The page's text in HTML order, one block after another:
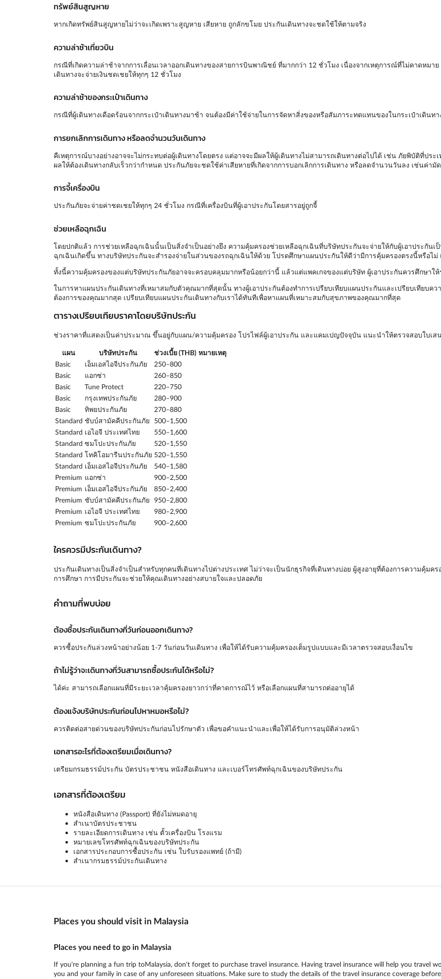
ทรัพย์สินสูญหาย
หากเกิดทรัพย์สินสูญหายไม่ว่าจะเกิดเพราะสูญหาย เสียหาย ถูกลักขโมย ประกันเดินทางจะชดใช้ให้ตามจริง
ความล่าช้าเที่ยวบิน
กรณีที่เกิดความล่าช้าจากการเลื่อนเวลาออกเดินทางของสายการบินพาณิชย์ ที่มากกว่า 12 ชั่วโมง เนื่องจากเหตุการณ์ที่ไม่คาดหม
เดินทางจะจ่ายเงินชดเชยให้ทุกๆ 12 ชั่วโมง
ความล่าช้าของกระเป๋าเดินทาง
กรณีที่ผู้เดินทางเดือดร้อนจากกระเป๋าเดินทางมาช้า จนต้องมีค่าใช้จ่ายในการจัดหาสิ่งของหรือสัมภาระทดแทนของในกระเป๋าเดินท
การยกเลิกการเดินทาง หรือลดจำนวนวันเดินทาง
คืเหตุการณ์บางอย่างอาจจะไม่กระทบต่อผู้เดินทางโดยตรง แต่อาจจะมีผลให้ผู้เดินทางไม่สามารถเดินทางต่อไปได้ เช่น ภัยพิบัติที่ประ
ผลให้ต้องเดินทางกลับเร็วกว่ากำหนด ประกันภัยจะชดใช้ค่าเสียหายที่เกิดจากการบอกเลิกการเดินทาง หรือลดจำนวนวันลง เช่นค่า
การจี้เครื่องบิน
ประกันภัยจะจ่ายค่าชดเชยให้ทุกๆ 24 ชั่วโมง กรณีที่เครื่องบินที่ผู้เอาประกันโดยสารอยู่ถูกจี้
ช่วยเหลือฉุกเฉิน
โดยปกติแล้ว การช่วยเหลือฉุกเฉินนั้นเป็นสิ่งจำเป็นอย่างยึง ความคุ้มครองช่วยเหลือฉุกเฉินที่บริษัทประกันจะจ่ายให้กับผู้เอาประกันเป็
ฉุกเฉินเกิดขึ้น ทางบริษัทประกันจะสำรองจ่ายในส่วนของรถฉุกเฉินให้ด้วย โปรดศึกษาแผนประกันให้ดีว่ามีการคุ้มครองตรงนี้หรือไ
ทั้งนี้ความคุ้มครองของแต่บริษัทประกันภัยอาจจะครอบคลุมมากหรือน้อยกว่านี้ แล้วแต่แพคเกจของแต่บริษัท ผู้เอาประกันควรศึกษาใ
ในการหาแผนประกันเดินทางที่เหมาสมกับตัวคุณมากที่สุดนั้น ทางผู้เอาประกันต้องทำการเปรียบเทียบแผนประกันและเปรียบเทียบค
ต้องการของคุณมากสุด เปรียบเทียบแผนประกันเดินทางกับเราได้ทันทีเพื่อหาแผนที่เหมาะสมกับสุขภาพของคุณมากที่สุด
ตารางเปรียบเทียบราคาโดยบริษัทประกัน
ช่วงราคาที่แสดงเป็นค่าประมาณ ขึ้นอยู่กับแผน/ความคุ้มครอง โปรไฟล์ผู้เอาประกัน และแคมเปญปัจจุบัน แนะนำให้ตรวจสอบใบเส
แผน บริษัทประกัน ช่วงเบี้ย (THB) หมายเหตุ
Basic
เอ็มเอสไอจีประกันภัย
250–800
Basic
แอกซ่า
260–850
Basic
Tune Protect
220–750
Basic
กรุงเทพประกันภัย
280–900
Basic
ทิพยประกันภัย
270–880
Standard ชับบ์สามัคคีประกันภัย
500–1,500
Standard เอไอจี ประเทศไทย
550–1,600
Standard ซมโปะประกันภัย
520–1,550
Standard โทคิโอมารีนประกันภัย 520–1,550
Standard เอ็มเอสไอจีประกันภัย
540–1,580
Premium แอกซ่า
900–2,500
Premium เอ็มเอสไอจีประกันภัย
850–2,400
Premium ชับบ์สามัคคีประกันภัย 950–2,800
Premium เอไอจี ประเทศไทย
980–2,900
Premium ซมโปะประกันภัย 900–2,600
ใครควรมีประกันเดินทาง?
ประกันเดินทางเป็นสิ่งจำเป็นสำหรับทุกคนที่เดินทางไปต่างประเทศ ไม่ว่าจะเป็นนักธุรกิจที่เดินทางบ่อย ผู้สูงอายุที่ต้องการความคุ้มค
การศึกษา การมีประกันจะช่วยให้คุณเดินทางอย่างสบายใจและปลอดภัย
คำถามที่พบบ่อย
ต้องซื้อประกันเดินทางกี่วันก่อนออกเดินทาง?
ควรซื้อประกันล่วงหน้าอย่างน้อย 1-7 วันก่อนวันเดินทาง เพื่อให้ได้รับความคุ้มครองเต็มรูปแบบและมีเวลาตรวจสอบเงื่อนไข
ถ้าไม่รู้ว่าจะเดินทางกี่วันสามารถซื้อประกันได้หรือไม่?
ได้ค่ะ สามารถเลือกแผนที่มีระยะเวลาคุ้มครองยาวกว่าที่คาดการณ์ไว้ หรือเลือกแผนที่สามารถต่ออายุได้
ต้องแจ้งบริษัทประกันก่อนไปหาหมอหรือไม่?
ควรติดต่อสายด่วนของบริษัทประกันก่อนไปรักษาตัว เพื่อขอคำแนะนำและเพื่อให้ได้รับการอนุมัติล่วงหน้า
เอกสารอะไรที่ต้องเตรียมเมื่อเดินทาง?
เตรียมกรมธรรม์ประกัน บัตรประชาชน หนังสือเดินทาง และเบอร์โทรศัพท์ฉุกเฉินของบริษัทประกัน
เอกสารที่ต้องเตรียม
หนังสือเดินทาง (Passport) ที่ยังไม่หมดอายุ
สำเนาบัตรประชาชน
รายละเอียดการเดินทาง เช่น ตั้วเครื่องบิน โรงแรม
หมายเลขโทรศัพท์ฉุกเฉินของบริษัทประกัน
เอกสารประกอบการซื้อประกัน เช่น ใบรับรองแพทย์ (ถ้ามี)
สำเนากรมธรรม์ประกันเดินทาง
Places you should visit in Malaysia
Places you need to go in Malaysia
If you're planning a fun trip toMalaysia, don't forget to purchase travel insurance. Having travel insurance will help you travel
you and your family in case of any unforeseen situations. Make sure to study the details of the travel insurance coverage